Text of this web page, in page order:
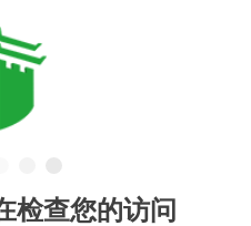
检查您的访问